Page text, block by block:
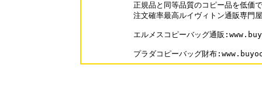
正規品と同等品質のコピー品を低価
注文確率最高ルイヴィトン通販専門
エルメスコピーバッグ通販
プラダコピーバッグ財布